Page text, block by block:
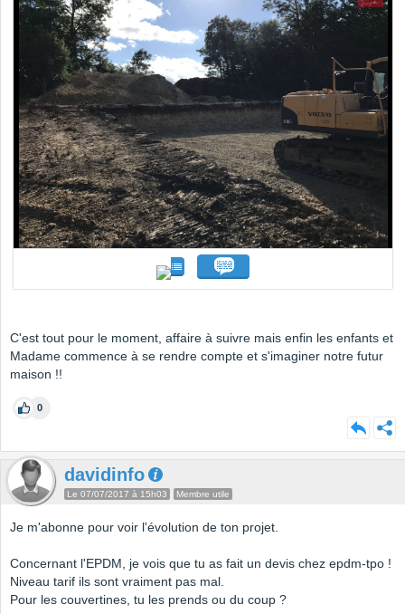
C'est tout pour le moment, affaire à suivre mais enfin les enfants et
Madame commence à se rendre compte et s'imaginer notre futur
maison !!
0
davidinfo
Le 07/07/2017 à 15h03 Membre utile
Je m'abonne pour voir l'évolution de ton projet.
Concernant l'EPDM, je vois que tu as fait un devis chez epdm-tpo !
Niveau tarif ils sont vraiment pas mal.
Pour les couvertines, tu les prends ou du coup ?